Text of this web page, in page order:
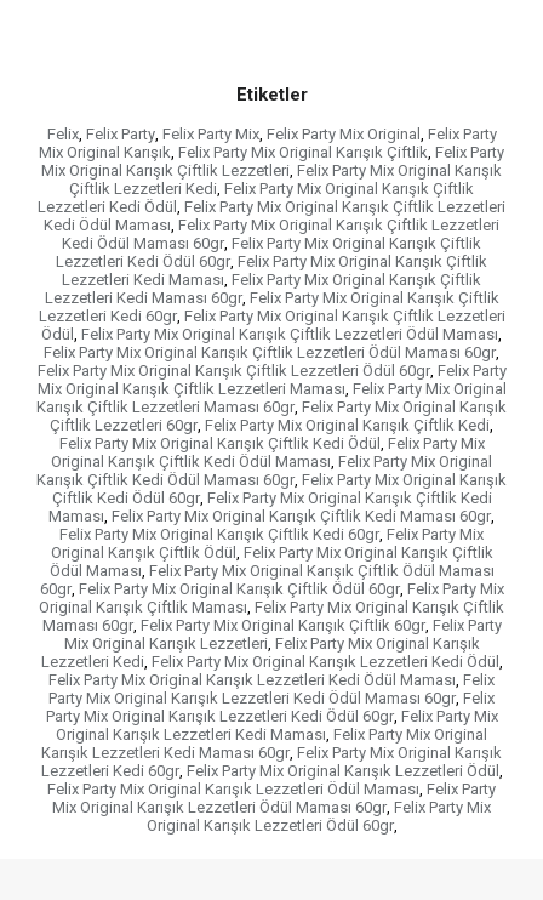
Etiketler
Felix, Felix Party, Felix Party Mix, Felix Party Mix Original
Felix Party
Mix Original Karışık Felix Party Mix Original Karışık Çiftlik Felix Party
Mix Original Karışık Çiftlik Lezzetleri Felix Party Mix Original Karışık
Çiftlik Lezzetleri Kedi Felix Party Mix Original Karışık Çiftlik
Lezzetleri Kedi Ödül
Felix Party Mix Original Karışık Çiftlik Lezzetleri
Kedi Ödül Maması Felix Party Mix Original Karışık Çiftlik Lezzetleri
Kedi Ödül Maması 60gr Felix Party Mix Original Karışık Çiftlik
Lezzetleri Kedi Ödül 60gr Felix Party Mix Original Karışık Çiftlik
Lezzetleri Kedi Maması Felix Party Mix Original Karışık Çiftlik
Lezzetleri Kedi Maması 60gr, Felix Party Mix Original Karışık Çiftlik
Lezzetleri Kedi 60gr, Felix Party Mix Original Karışık Çiftlik Lezzetleri
Ödül
Felix Party Mix Original Karışık Çiftlik Lezzetleri Ödül Maması
Felix Party Mix Original Karışık Çiftlik Lezzetleri Ödül Maması 60gr
Felix Party Mix Original Karışık Çiftlik Lezzetleri Ödül 60gr, Felix Party
Mix Original Karışık Çiftlik Lezzetleri Maması Felix Party Mix Original
Karışık Çiftlik Lezzetleri Maması 60gr Felix Party Mix Original Karışık
Çiftlik Lezzetleri 60gr Felix Party Mix Original Karışık Çiftlik Kedi
Felix Party Mix Original Karışık Çiftlik Kedi Ödül
Felix Party Mix
Original Karışık Çiftlik Kedi Ödül Maması Felix Party Mix Original
Karışık Çiftlik Kedi Ödül Maması 60gr Felix Party Mix Original Karışık
Çiftlik Kedi Ödül 60gr, Felix Party Mix Original Karışık Çiftlik Kedi
Maması Felix Party Mix Original Karışık Çiftlik Kedi Maması 60gr
Felix Party Mix Original Karışık Çiftlik Kedi 60gr Felix Party Mix
Original Karışık Çiftlik Ödül
Felix Party Mix Original Karışık Çiftlik
Ödül Maması Felix Party Mix Original Karışık Çiftlik Ödül Maması
60gr, Felix Party Mix Original Karışık Çiftlik Ödül 60gr, Felix Party Mix
Original Karışık Çiftlik Maması Felix Party Mix Original Karışık Çiftlik
Maması 60gr, Felix Party Mix Original Karışık Çiftlik 60gr, Felix Party
Mix Original Karışık Lezzetleri Felix Party Mix Original Karışık
Lezzetleri Kedi Felix Party Mix Original Karışık Lezzetleri Kedi Ödül
Felix Party Mix Original Karışık Lezzetleri Kedi Ödül Maması Felix
Party Mix Original Karışık Lezzetleri Kedi Ödül Maması 60gr Felix
Party Mix Original Karışık Lezzetleri Kedi Ödül 60gr, Felix Party Mix
Original Karışık Lezzetleri Kedi Maması Felix Party Mix Original
Karışık Lezzetleri Kedi Maması 60gr Felix Party Mix Original Karışık
Lezzetleri Kedi 60gr, Felix Party Mix Original Karışık Lezzetleri Ödül
Felix Party Mix Original Karışık Lezzetleri Ödül Maması Felix Party
Mix Original Karışık Lezzetleri Ödül Maması 60gr Felix Party Mix
Original Karışık Lezzetleri Ödül 60gr,